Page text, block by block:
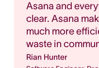
Asana and
clear. Asana
much more
waste in
Rian Hunter